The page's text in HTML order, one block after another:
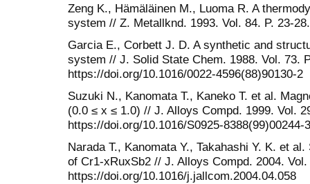
Zeng K., Hämäläinen M., Luoma R. A
system // Z. Metallknd. 1993. Vol. 84. P. 23-28.
Garcia E., Corbett J. D. A synthetic and
system // J. Solid State Chem. 1988. Vol. 73.
https://doi.org/10.1016/0022-4596(88)90130-2
Suzuki N., Kanomata T., Kaneko T. et al.
(0.0 ≤ x ≤ 1.0) // J. Alloys Compd. 1999. Vol.
https://doi.org/10.1016/S0925-8388(99)00244-3
Narada T., Kanomata Y., Takahashi Y. K. et
of Cr1-xRuxSb2 // J. Alloys Compd. 2004.
https://doi.org/10.1016/j.jallcom.2004.04.058